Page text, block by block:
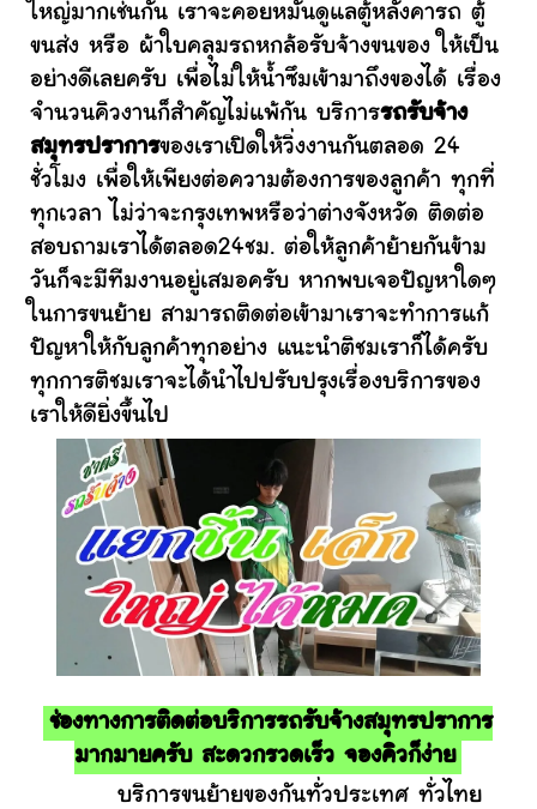
ใหญ่มากเช่นกัน เราจะคอยหมั่นดูแลตู้หลังคารถ ตู้
ขนส่ง หรือ ผ้าใบคลุมรถหกล้อรับจ้างขนของ ให้เป็น
อย่างดีเลยครับ เพื่อไม่ให้น้ำซึมเข้ามาถึงของได้ เรื่อง
จำนวนคิวงานก็สำคัญไม่แพ้กัน บริการรถรับจ้าง
สมุทรปราการของเราเปิดให้วิ่งงานกันตลอด 24
ชั่วโมง เพื่อให้เพียงต่อความต้องการของลูกค้า ทุกที่
ทุกเวลา ไม่ว่าจะกรุงเทพหรือว่าต่างจังหวัด ติดต่อ
สอบถามเราได้ตลอด24ชม. ต่อให้ลูกค้าย้ายกันข้าม
วันก็จะมีทีมงานอยู่เสมอครับ หากพบเจอปัญหาใดๆ
ในการขนย้าย สามารถติดต่อเข้ามาเราจะทำการแก้
ปัญหาให้กับลูกค้าทุกอย่าง แนะนำติชมเราก็ได้ครับ
ทุกการติชมเราจะได้นำไปปรับปรุงเรื่องบริการของ
เราให้ดียิ่งขึ้นไป
ช่องทางการติดต่อบริการรถรับจ้างสมุทรปราการ
มากมายครับ สะดวกรวดเร็ว จองคิวก็ง่าย
บริการขนย้ายของกันทั่วประเทศ ทั่วไทย